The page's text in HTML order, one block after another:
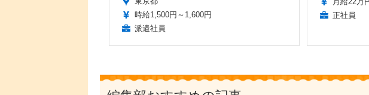
時給1,500円～1,600円
派遣社員
正社員